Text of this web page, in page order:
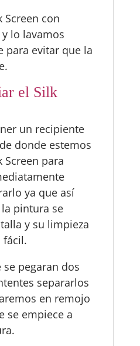
Screen con
lo lavamos
para evitar que la
el Silk
un recipiente
donde estemos
Screen para
ya que así
pintura se
y su limpieza
fácil.
pegaran dos
separarlos
en remojo
se empiece a